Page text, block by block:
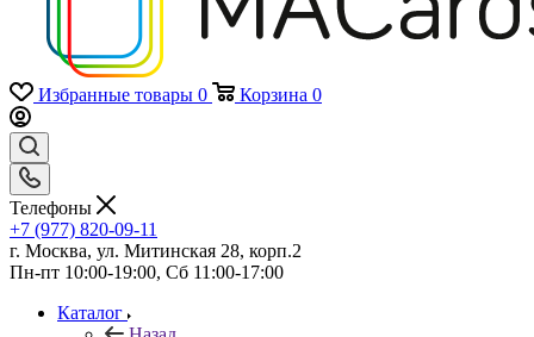
Избранные товары 0 Корзина 0
Телефоны
+7 (977) 820-09-11
г. Москва, ул. Митинская 28, корп.2
Пн-пт 10:00-19:00, Сб 11:00-17:00
Каталог